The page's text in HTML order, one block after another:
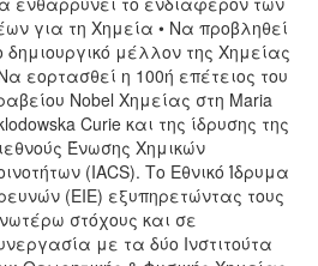
για τη Χημεία • Να προβληθεί
δημιουργικό μέλλον της Χημείας
εορτασθεί η 100ή επέτειος του
Nobel Χημείας στη Maria
Curie και της ίδρυσης της
Ένωσης Χημικών
(IACS). Το Εθνικό Ίδρυμα
(EIE) εξυπηρετώντας τους
στόχους και σε
με τα δύο Ινστιτούτα